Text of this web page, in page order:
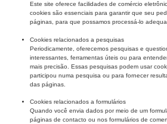
Este site oferece facilidades de comércio
cookies são essenciais para garantir que seu
páginas, para que possamos processá-lo
Cookies relacionados a pesquisas
Periodicamente, oferecemos pesquisas e
interessantes, ferramentas úteis ou para
mais precisão. Essas pesquisas podem usar
participou numa pesquisa ou para fornecer
das páginas.
Cookies relacionados a formulários
Quando você envia dados por meio de um
páginas de contacto ou nos formulários de